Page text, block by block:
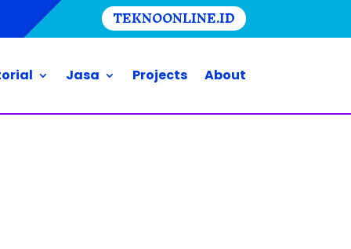
TEKNOONLINE.ID
Jasa Projects About